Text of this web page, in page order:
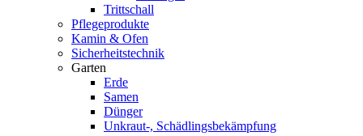
Trittschall
Pflegeprodukte
Kamin & Ofen
Sicherheitstechnik
Garten
Erde
Samen
Dünger
Unkraut-, Schädlingsbekämpfung